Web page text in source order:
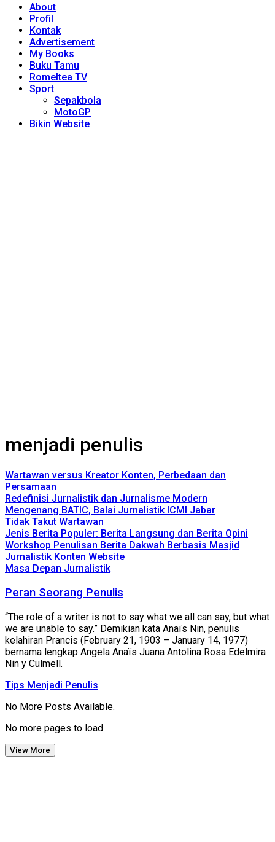
About
Profil
Kontak
Advertisement
My Books
Buku Tamu
Romeltea TV
Sport
Sepakbola
MotoGP
Bikin Website
menjadi penulis
Wartawan versus Kreator Konten, Perbedaan dan
Persamaan
Redefinisi Jurnalistik dan Jurnalisme Modern
Mengenang BATIC, Balai Jurnalistik ICMI Jabar
Tidak Takut Wartawan
Jenis Berita Populer: Berita Langsung dan Berita Opini
Workshop Penulisan Berita Dakwah Berbasis Masjid
Jurnalistik Konten Website
Masa Depan Jurnalistik
Peran Seorang Penulis
“The role of a writer is not to say what we all can say, but what
we are unable to say.” Demikian kata Anaïs Nin, penulis
kelahiran Prancis (February 21, 1903 – January 14, 1977)
bernama lengkap Angela Anaïs Juana Antolina Rosa Edelmira
Nin y Culmell.
Tips Menjadi Penulis
No More Posts Available.
No more pages to load.
View More